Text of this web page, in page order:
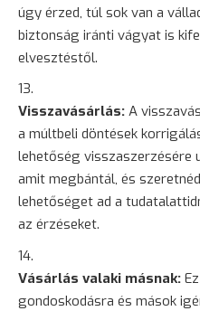
úgy érzed, túl sok van a
biztonság iránti vágyat is
elvesztéstől.
Visszavásárlás: A
a múltbeli döntések
lehetőség visszaszerzésére
amit megbántál, és
lehetőséget ad a
az érzéseket.
Vásárlás valaki másnak:
gondoskodásra és mások